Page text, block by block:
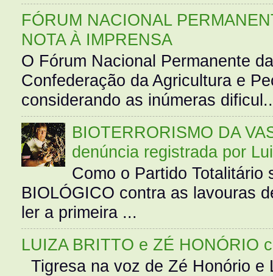
FÓRUM NACIONAL
NOTA À IMPRENSA
O Fórum Nacional Permanente
Confederação da Agricultura e
considerando as inúmeras
BIOTERRORISMO DA
denúncia registrada por
Como o Partido Totalitário
BIOLÓGICO contra as lavouras
ler a primeira ...
LUIZA BRITTO e ZÉ HONÓRIO
Tigresa na voz de Zé Honório